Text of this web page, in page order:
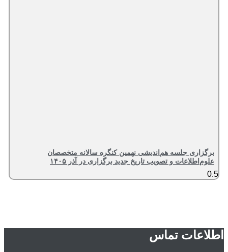
برگزاری جلسه هم‌اندیشی نهمین کنگره سالانه متخصصان
علوم‌اطلاعات و تصویب تاریخ جدید برگزاری در آذر ۱۴۰۵
اطلاعات تماس